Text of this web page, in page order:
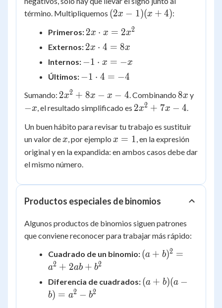
término. Multipliquemos (2x
1)
(x
(2x − 1)(x + 4):
Primeros: 2x
\cdot
2x^2
2x ⋅ x = 2x2
Externos: 2x
\cdot
8x
2x ⋅ 4 = 8x
Internos: -1
\cdot
x
−1 ⋅ x = −x
Últimos: -1
4 =
-4
−1 ⋅ 4 = −4
Sumando: 2x^2
+ 8x
4
2x2 + 8x − x − 4. Combinando 8x
8x y-
−x, el resultado simplificado es 2x^2
- 4
2x2 + 7x − 4.
Un buen hábito para revisar tu trabajo es sustituir
un valor de x
x, por ejemplo x
=
x = 1, en la expresión
original y en la expandida: en ambos casos debe dar
el mismo número.
Productos especiales de binomios
Algunos productos de binomios siguen patrones
que conviene reconocer para trabajar más rápido:
Cuadrado de un binomio: (a+b)^2
2ab +
b^2
(a + b)2 =
a2 + 2ab + b2
Diferencia de cuadrados: (a+b)
(a + b)(a −
b) = a2 − b2